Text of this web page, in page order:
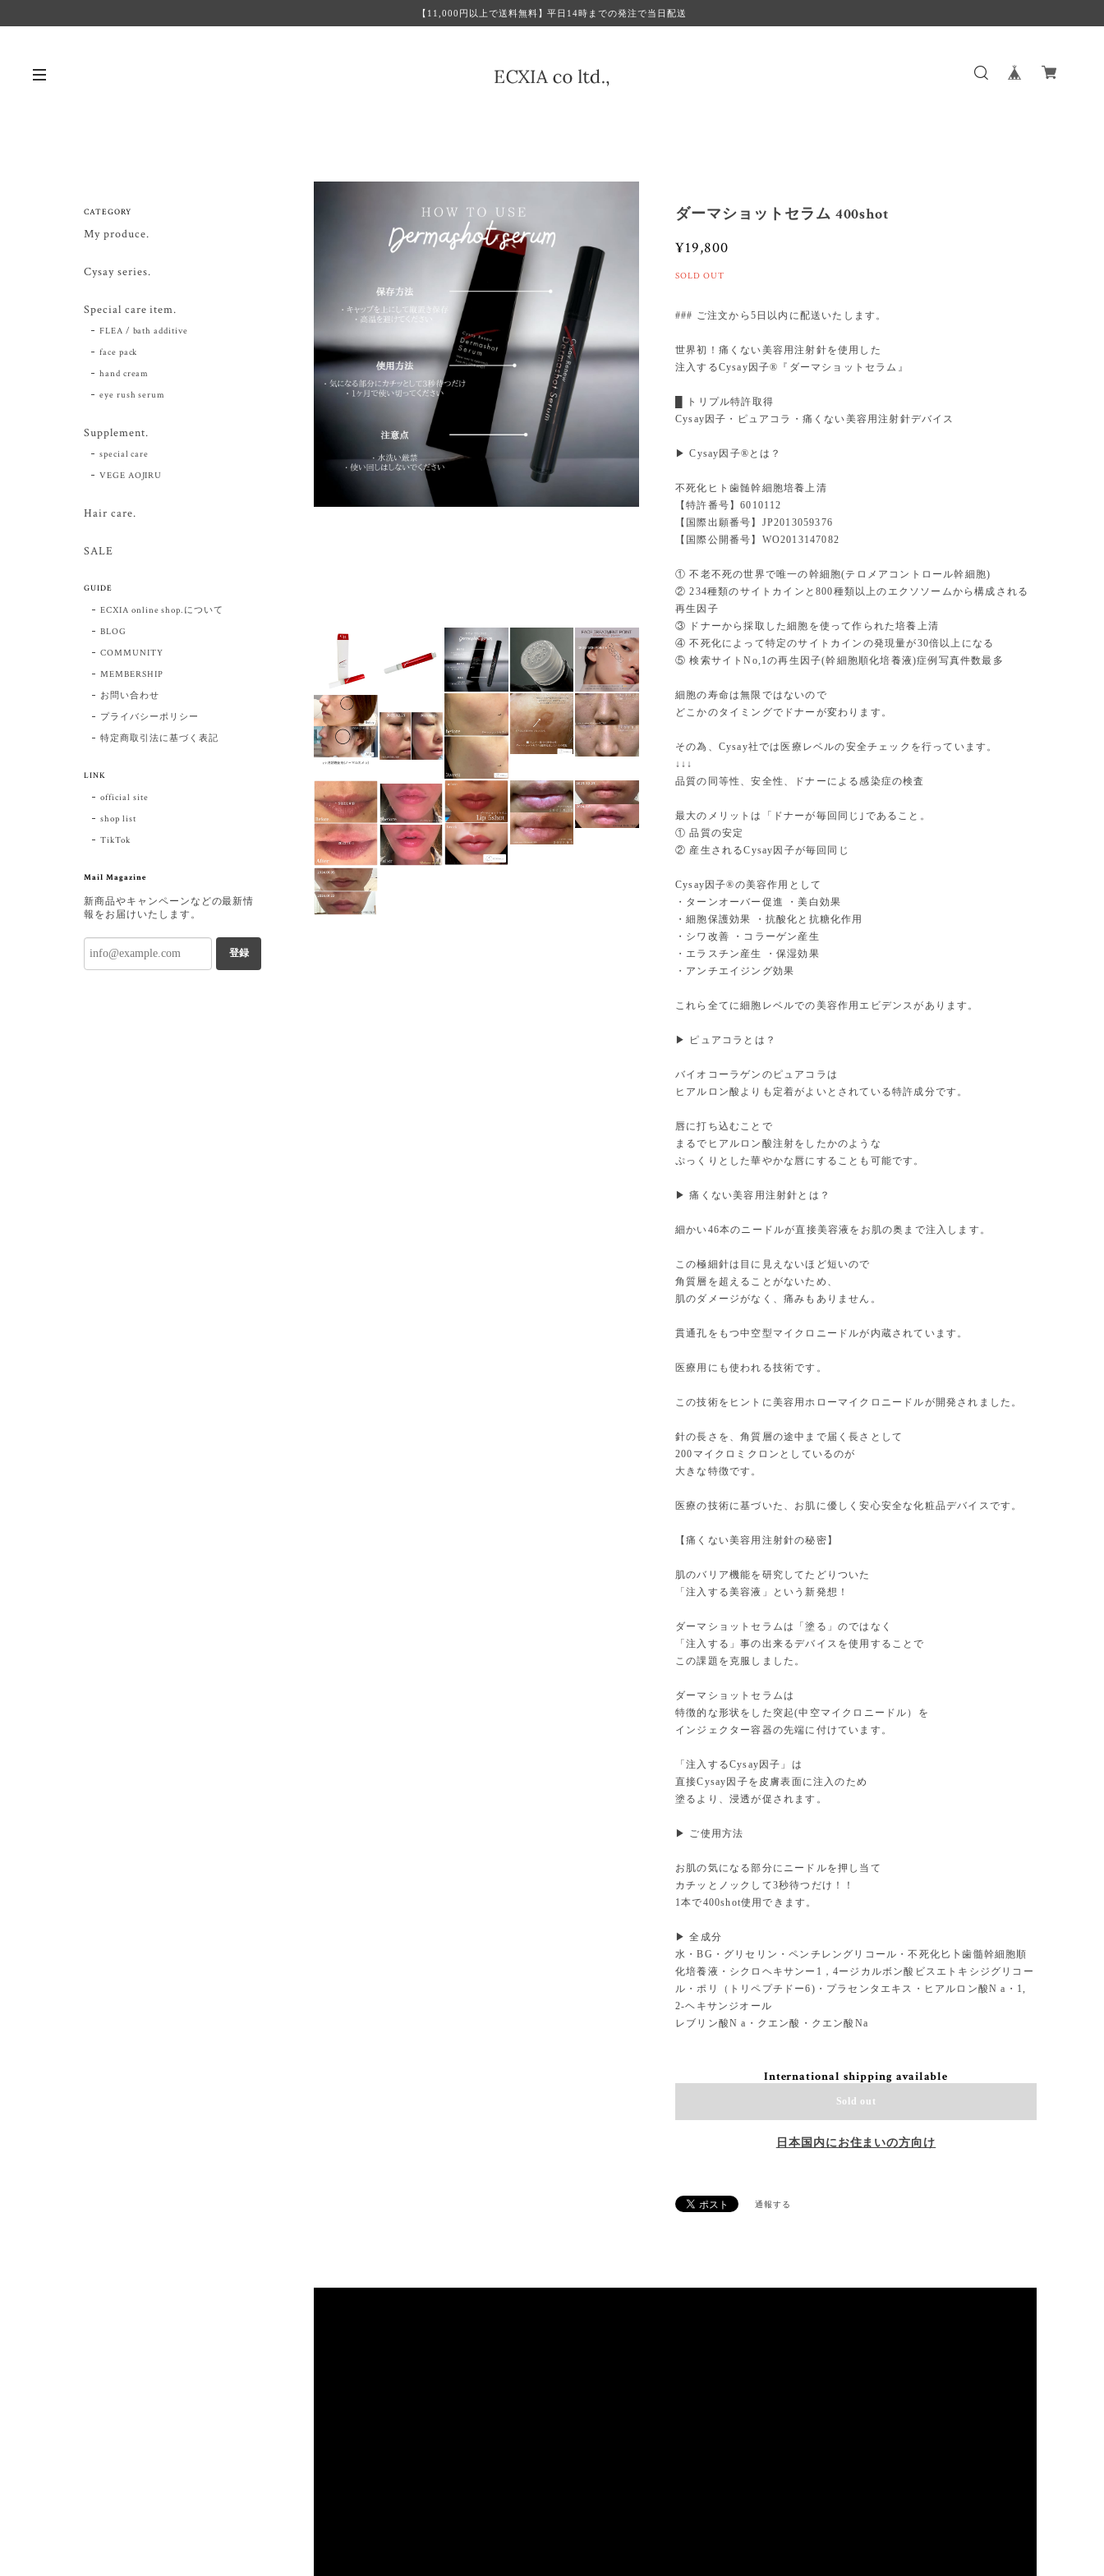
【11,000円以上で送料無料】平日14時までの発注で当日配送
ダーマショットセラム 400shot
¥19,800
SOLD OUT
### ご注文から5日以内に配送いたします。
世界初！痛くない美容用注射針を使用した
注入するCysay因子®『ダーマショットセラム』
█ トリプル特許取得
Cysay因子・ピュアコラ・痛くない美容用注射針デバイス
▶ Cysay因子®とは？
不死化ヒト歯髄幹細胞培養上清
【特許番号】6010112
【国際出願番号】JP2013059376
【国際公開番号】WO2013147082
① 不老不死の世界で唯一の幹細胞(テロメアコントロール幹細胞)
② 234種類のサイトカインと800種類以上のエクソソームから構成される
再生因子
③ ドナーから採取した細胞を使って作られた培養上清
④ 不死化によって特定のサイトカインの発現量が30倍以上になる
⑤ 検索サイトNo,1の再生因子(幹細胞順化培養液)症例写真件数最多
細胞の寿命は無限ではないので
どこかのタイミングでドナーが変わります。
その為、Cysay社では医療レベルの安全チェックを行っています。
↓↓↓
品質の同等性、安全性、ドナーによる感染症の検査
最大のメリットは「ドナーが毎回同じ｣であること。
① 品質の安定
② 産生されるCysay因子が毎回同じ
Cysay因子®の美容作用として
・ターンオーバー促進 ・美白効果
・細胞保護効果 ・抗酸化と抗糖化作用
・シワ改善 ・コラーゲン産生
・エラスチン産生 ・保湿効果
・アンチエイジング効果
これら全てに細胞レベルでの美容作用エビデンスがあります。
▶ ピュアコラとは？
バイオコーラゲンのピュアコラは
ヒアルロン酸よりも定着がよいとされている特許成分です‪。
唇に打ち込むことで
まるでヒアルロン酸注射をしたかのような
ぷっくりとした華やかな唇にすることも可能です。
▶ 痛くない美容用注射針とは？
細かい46本のニードルが直接美容液をお肌の奥まで注入します。
この極細針は目に見えないほど短いので
角質層を超えることがないため、
肌のダメージがなく、痛みもありません。
貫通孔をもつ中空型マイクロニードルが内蔵されています。
医療用にも使われる技術です。
この技術をヒントに美容用ホローマイクロニードルが開発されました。
針の長さを、角質層の途中まで届く長さとして
200マイクロミクロンとしているのが
大きな特徴です。
医療の技術に基づいた、お肌に優しく安心安全な化粧品デバイスです。
【痛くない美容用注射針の秘密】
肌のバリア機能を研究してたどりついた
「注入する美容液」という新発想！
ダーマショットセラムは「塗る」のではなく
「注入する」事の出来るデバイスを使用することで
この課題を克服しました。
ダーマショットセラムは
特徴的な形状をした突起(中空マイクロニードル）を
インジェクター容器の先端に付けています。
「注入するCysay因子」は
直接Cysay因子を皮膚表面に注入のため
塗るより、浸透が促されます。
▶ ご使用方法
お肌の気になる部分にニードルを押し当て
カチッとノックして3秒待つだけ！！
1本で400shot使用できます。
▶ 全成分
水・BG・グリセリン・ペンチレングリコール・不死化匕卜歯髓幹細胞順
化培養液・シクロヘキサンー1，4ージカルボン酸ビスエトキシジグリコー
ル・ポリ（トリペプチドー6)・プラセンタエキス・ヒアルロン酸N a・1,
2-ヘキサンジオール
レブリン酸N a・クエン酸・クエン酸Na
International shipping available
Sold out
日本国内にお住まいの方向け
通報する
CATEGORY
My produce.
Cysay series.
Special care item.
FLEA / bath additive
face pack
hand cream
eye rush serum
Supplement.
special care
VEGE AOJIRU
Hair care.
SALE
GUIDE
ECXIA online shop.について
BLOG
COMMUNITY
MEMBERSHIP
お問い合わせ
プライバシーポリシー
特定商取引法に基づく表記
LINK
official site
shop list
TikTok
Mail Magazine
新商品やキャンペーンなどの最新情
報をお届けいたします。
登録